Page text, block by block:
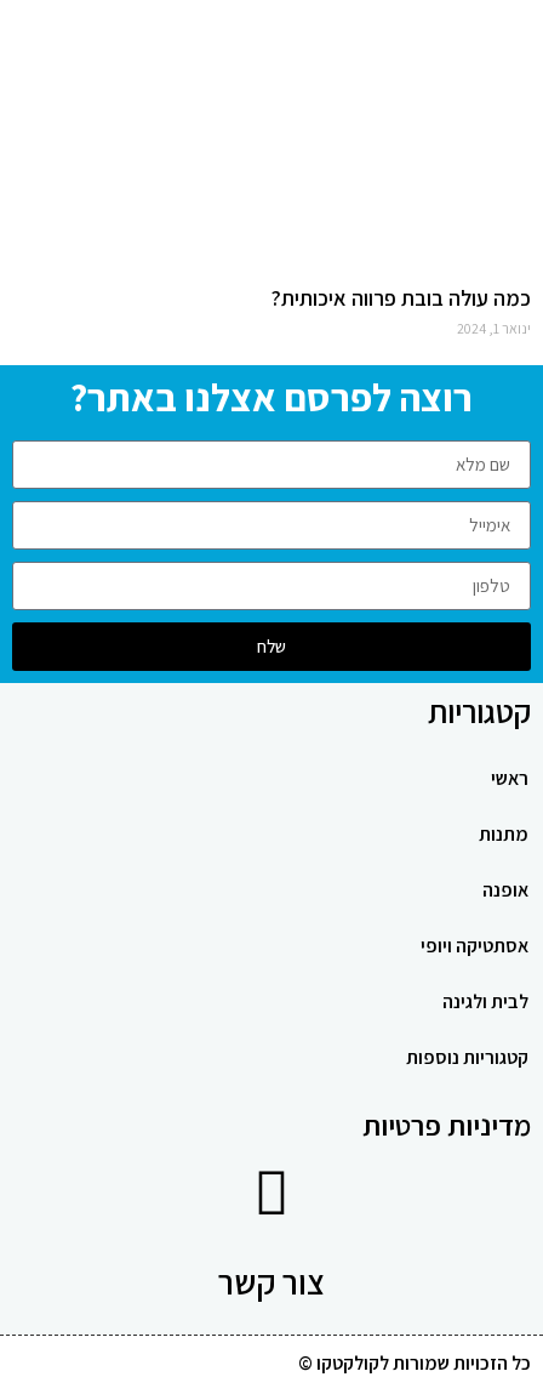
כמה עולה בובת פרווה איכותית?
ינואר 1, 2024
רוצה לפרסם אצלנו באתר?
שלח
קטגוריות
ראשי
מתנות
אופנה
אסתטיקה ויופי
לבית ולגינה
קטגוריות נוספות
מדיניות פרטיות
צור קשר
כל הזכויות שמורות לקולקטקו ©​